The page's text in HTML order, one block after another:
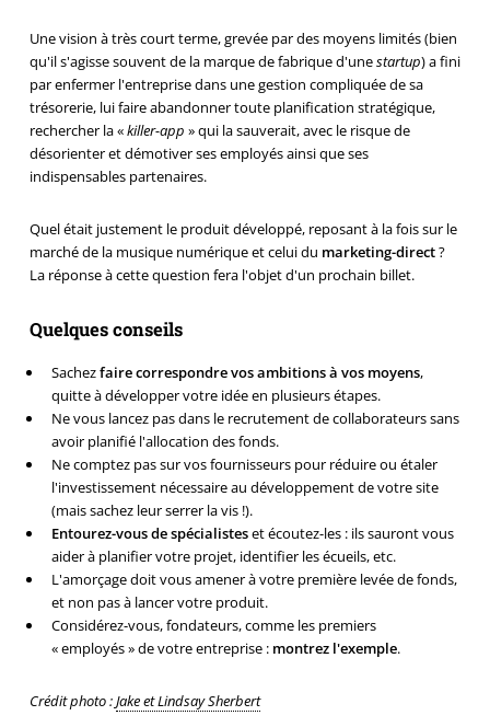
Une vision à très court terme, grevée par des moyens limités (bien
qu'il s'agisse souvent de la marque de fabrique d'unestartup) a fini
par enfermer l'entreprise dans une gestion compliquée de sa
trésorerie, lui faire abandonner toute planification stratégique,
rechercher la «killer-app » qui la sauverait, avec le risque de
désorienter et démotiver ses employés ainsi que ses
indispensables partenaires.
Quel était justement le produit développé, reposant à la fois sur le
marché de la musique numérique et celui du marketing-direct?
La réponse à cette question fera l'objet d'un prochain billet.
Quelques conseils
Sachezfaire correspondre vos ambitions à vos moyens,
quitte à développer votre idée en plusieurs étapes.
Ne vous lancez pas dans le recrutement de collaborateurs sans
avoir planifié l'allocation des fonds.
Ne comptez pas sur vos fournisseurs pour réduire ou étaler
l'investissement nécessaire au développement de votre site
(mais sachez leur serrer la vis !).
Entourez-vous de spécialisteset écoutez-les : ils sauront vous
aider à planifier votre projet, identifier les écueils, etc.
L'amorçage doit vous amener à votre première levée de fonds,
et non pas à lancer votre produit.
Considérez-vous, fondateurs, comme les premiers
« employés » de votre entreprise : montrez l'exemple.
Crédit photo :Jake et Lindsay Sherbert